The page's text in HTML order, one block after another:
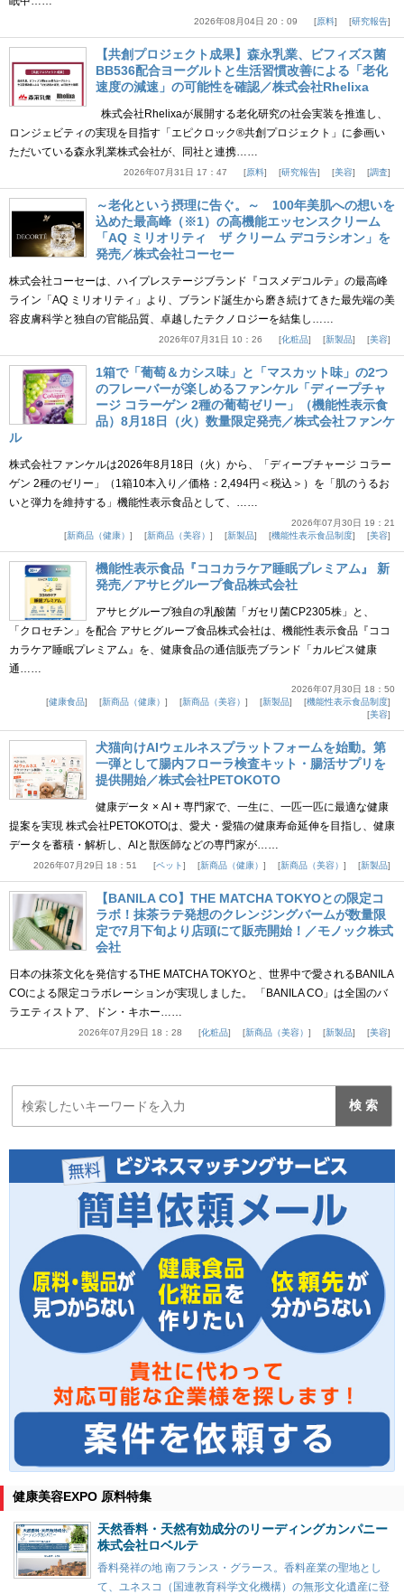
2026年08月04日 20：09 原料 研究報告
【共創プロジェクト成果】森永乳業、ビフィズス菌
BB536配合ヨーグルトと生活習慣改善による「老化
速度の減速」の可能性を確認／株式会社Rhelixa
株式会社Rhelixaが展開する老化研究の社会実装を推進し、
ロンジェビティの実現を目指す「エピクロック®共創プロジェクト」に参画い
ただいている森永乳業株式会社が、同社と連携……
2026年07月31日 17：47 原料 研究報告 美容 調査
～老化という摂理に告ぐ。～ 100年美肌への想いを
込めた最高峰（※1）の高機能エッセンスクリーム
「AQ ミリオリティ ザ クリーム デコラシオン」を
発売／株式会社コーセー
株式会社コーセーは、ハイプレステージブランド『コスメデコルテ』の最高峰
ライン「AQ ミリオリティ」より、ブランド誕生から磨き続けてきた最先端の美
容皮膚科学と独自の官能品質、卓越したテクノロジーを結集し……
2026年07月31日 10：26 化粧品 新製品 美容
1箱で「葡萄＆カシス味」と「マスカット味」の2つ
のフレーバーが楽しめるファンケル「ディープチャ
ージ コラーゲン 2種の葡萄ゼリー」（機能性表示食
品）8月18日（火）数量限定発売／株式会社ファンケ
ル
株式会社ファンケルは2026年8月18日（火）から、「ディープチャージ コラー
ゲン 2種のゼリー」（1箱10本入り／価格：2,494円＜税込＞）を「肌のうるお
いと弾力を維持する」機能性表示食品として、……
2026年07月30日 19：21
新商品（健康）
新商品（美容） 新製品 機能性表示食品制度 美容
機能性表示食品『ココカラケア睡眠プレミアム』 新
発売／アサヒグループ食品株式会社
アサヒグループ独自の乳酸菌「ガセリ菌CP2305株」と、
「クロセチン」を配合 アサヒグループ食品株式会社は、機能性表示食品『ココ
カラケア睡眠プレミアム』を、健康食品の通信販売ブランド「カルピス健康
通……
2026年07月30日 18：50
健康食品
新商品（健康） 新商品（美容） 新製品
機能性表示食品制度
美容
犬猫向けAIウェルネスプラットフォームを始動。第
一弾として腸内フローラ検査キット・腸活サプリを
提供開始／株式会社PETOKOTO
健康データ × AI + 専門家で、一生に、一匹一匹に最適な健康
提案を実現 株式会社PETOKOTOは、愛犬・愛猫の健康寿命延伸を目指し、健康
データを蓄積・解析し、AIと獣医師などの専門家が……
2026年07月29日 18：51 ペット 新商品（健康） 新商品（美容） 新製品
【BANILA CO】THE MATCHA TOKYOとの限定コ
ラボ！抹茶ラテ発想のクレンジングバームが数量限
定で7月下旬より店頭にて販売開始！／モノック株式
会社
日本の抹茶文化を発信するTHE MATCHA TOKYOと、世界中で愛されるBANILA
COによる限定コラボレーションが実現しました。 「BANILA CO」は全国のバ
ラエティストア、ドン・キホー……
2026年07月29日 18：28 化粧品 新商品（美容） 新製品 美容
健康美容EXPO 原料特集
天然香料・天然有効成分のリーディングカンパニー
株式会社ロベルテ
香料発祥の地 南フランス・グラース。香料産業の聖地とし
て、ユネスコ（国連教育科学文化機構）の無形文化遺産に登